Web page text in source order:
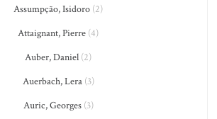
Assumpção, Isidoro (2)
Attaignant, Pierre (4)
Auber, Daniel (2)
Auerbach, Lera(3)
Auric, Georges(3)